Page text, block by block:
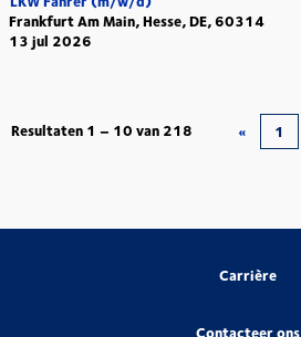
Frankfurt Am Main, Hesse, DE, 60314
13 jul 2026
Resultaten 1 – 10 van 218 « 1
Carrière
Contacteer ons